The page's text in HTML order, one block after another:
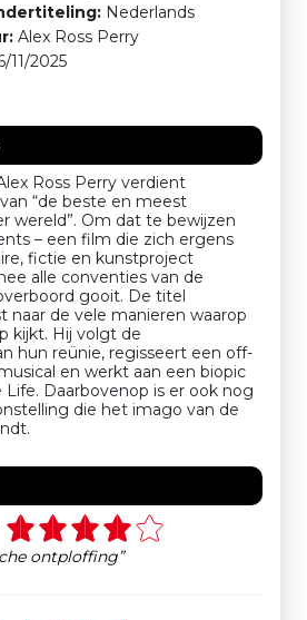
Nederlands
Alex Ross Perry
11/2025
Ross Perry verdient
“de beste en meest
wereld”. Om dat te bewijzen
– een film die zich ergens
fictie en kunstproject
alle conventies van de
gooit. De titel
naar de vele manieren waarop
kijkt. Hij volgt de
hun reünie, regisseert een off-
en werkt aan een biopic
Daarbovenop is er ook nog
die het imago van de
ontploffing”